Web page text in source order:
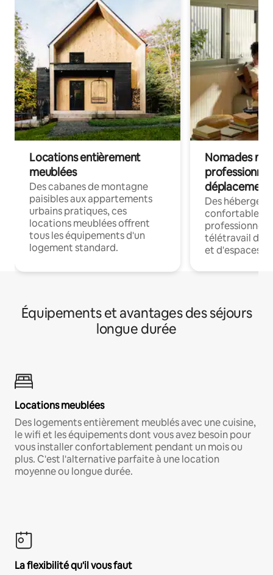
Locations entièrement
meublées
Des cabanes de montagne
paisibles aux appartements
urbains pratiques, ces
locations meublées offrent
tous les équipements d'un
logement standard.
Nomades
déplacement
Des
confortables
professionnels
télétravail
et d'espaces
Équipements et avantages des séjours
longue durée
Locations meublées
Des logements entièrement meublés avec une cuisine,
le wifi et les équipements dont vous avez besoin pour
vous installer confortablement pendant un mois ou
plus. C'est l'alternative parfaite à une location
moyenne ou longue durée.
La flexibilité qu'il vous faut